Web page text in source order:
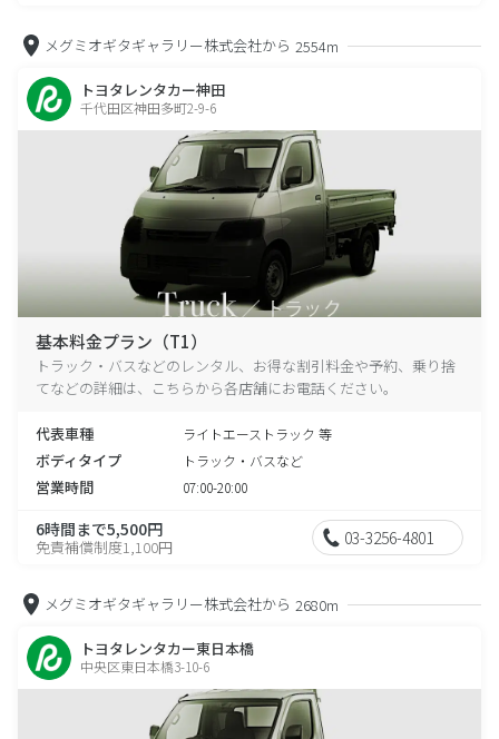
メグミオギタギャラリー株式会社から 2554m
トヨタレンタカー神田
千代田区神田多町2-9-6
基本料金プラン（T1）
トラック・バスなどのレンタル、お得な割引料金や予約、乗り捨
てなどの詳細は、こちらから各店舗にお電話ください。
代表車種 ライトエーストラック 等
ボディタイプ トラック・バスなど
営業時間 07:00-20:00
6時間まで5,500円
免責補償制度1,100円 03-3256-4801
メグミオギタギャラリー株式会社から 2680m
トヨタレンタカー東日本橋
中央区東日本橋3-10-6